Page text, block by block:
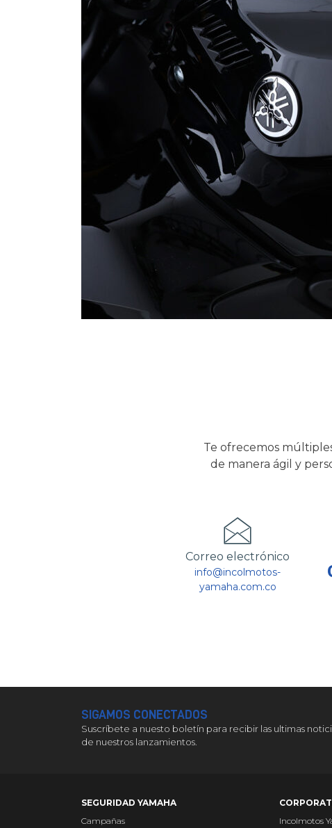
Te ofrecemos
de manera ágil y
Correo electrónico
info@incolmotos-
yamaha.com.co
SIGAMOS CONECTADOS
Suscríbete a nuesto boletín para recibir las ultimas
de nuestros lanzamientos.
SEGURIDAD YAMAHA
Campañas
Incolmotos